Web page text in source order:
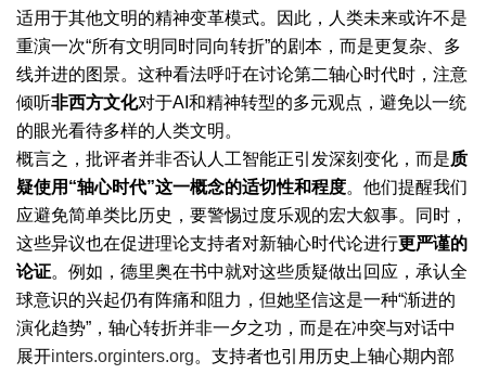
适用于其他文明的精神变革模式。因此，人类未来或许不是
重演一次“所有文明同时同向转折”的剧本，而是更复杂、多
线并进的图景。这种看法呼吁在讨论第二轴心时代时，注意
倾听非西方文化对于AI和精神转型的多元观点，避免以一统
的眼光看待多样的人类文明。
概言之，批评者并非否认人工智能正引发深刻变化，而是质
疑使用“轴心时代”这一概念的适切性和程度。他们提醒我们
应避免简单类比历史，要警惕过度乐观的宏大叙事。同时，
这些异议也在促进理论支持者对新轴心时代论进行更严谨的
论证。例如，德里奥在书中就对这些质疑做出回应，承认全
球意识的兴起仍有阵痛和阻力，但她坚信这是一种“渐进的
演化趋势”，轴心转折并非一夕之功，而是在冲突与对话中
展开inters.orginters.org。支持者也引用历史上轴心期内部